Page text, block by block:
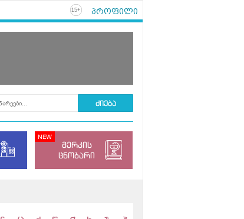
15+ პროფილი
მერკის
ცნობარი